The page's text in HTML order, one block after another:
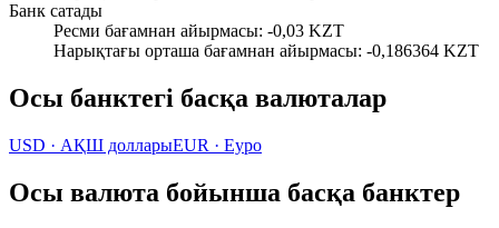
Банк сатады
Ресми бағамнан айырмасы: -0,03 KZT
Нарықтағы орташа бағамнан айырмасы: -0,186364 KZT
Осы банктегі басқа валюталар
USD · АҚШ долларыEUR · Еуро
Осы валюта бойынша басқа банктер